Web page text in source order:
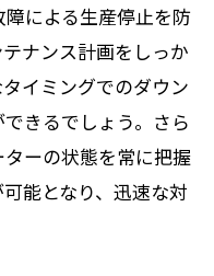
による生産停止を防
ナンス計画をしっか
イミングでのダウン
きるでしょう。さら
ーの状態を常に把握
能となり、迅速な対